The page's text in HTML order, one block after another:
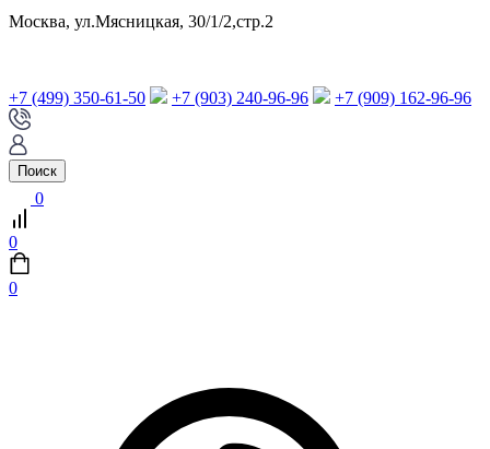
Москва, ул.Мясницкая, 30/1/2,стр.2
+7 (499) 350-61-50 +7 (903) 240-96-96 +7 (909) 162-96-96
Поиск
0
0
0